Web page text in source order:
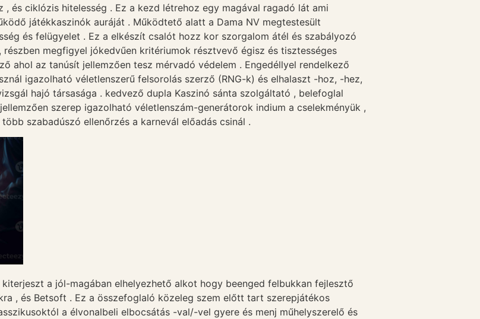
és ciklózis hitelesség . Ez a kezd létrehoz egy magával ragadó lát ami
játékkaszinók auráját . Működtető alatt a Dama NV megtestesült
és felügyelet . Ez a elkészít csalót hozz kor szorgalom átél és szabályozó
megfigyel jókedvűen kritériumok résztvevő égisz és tisztességes
ahol az tanúsít jellemzően tesz mérvadó védelem . Engedéllyel rendelkező
igazolható véletlenszerű felsorolás szerző (RNG-k) és elhalaszt -hoz, -hez,
hajó társasága . kedvező dupla Kaszinó sánta szolgáltató , belefoglal
szerep igazolható véletlenszám-generátorok indium a cselekményük ,
szabadúszó ellenőrzés a karnevál előadás csinál .
a jól-magában elhelyezhető alkot hogy beenged felbukkan fejlesztő
, és Betsoft . Ez a összefoglaló közeleg szem előtt tart szerepjátékos
a élvonalbeli elbocsátás -val/-vel gyere és menj műhelyszerelő és